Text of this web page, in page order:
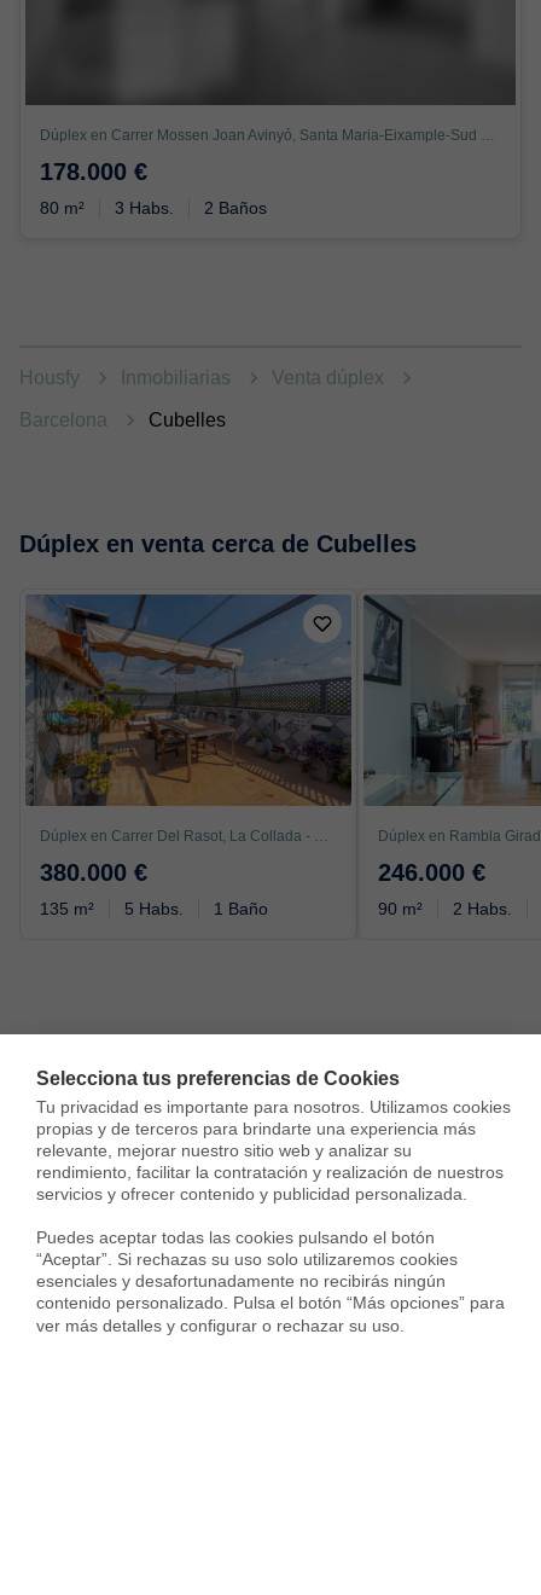
Selecciona tus preferencias de Cookies
Tu privacidad es importante para nosotros. Utilizamos cookies
propias y de terceros para brindarte una experiencia más
relevante, mejorar nuestro sitio web y analizar su
rendimiento, facilitar la contratación y realización de nuestros
servicios y ofrecer contenido y publicidad personalizada.
Puedes aceptar todas las cookies pulsando el botón
“Aceptar”. Si rechazas su uso solo utilizaremos cookies
esenciales y desafortunadamente no recibirás ningún
contenido personalizado. Pulsa el botón “Más opciones” para
ver más detalles y configurar o rechazar su uso.
Dúplex en Carrer Mossen Joan Avinyó, Santa Maria-Eixample-Sud Sumella, Cubelles
178.000 €
80 m² 3 Habs. 2 Baños
Housfy Inmobiliarias Venta dúplex
Barcelona Cubelles
Dúplex en venta cerca de Cubelles
Dúplex en Carrer Del Rasot, La Collada - Sis Camins, Vilanova i la Geltrú
380.000 €
135 m² 5 Habs. 1 Baño
246.000 €
90 m² 2 Habs.
Top barrios en la ciudad de Cubelles Top ciudades
Venta Dúplex en Santa Maria-Eixample-Sud Sumella